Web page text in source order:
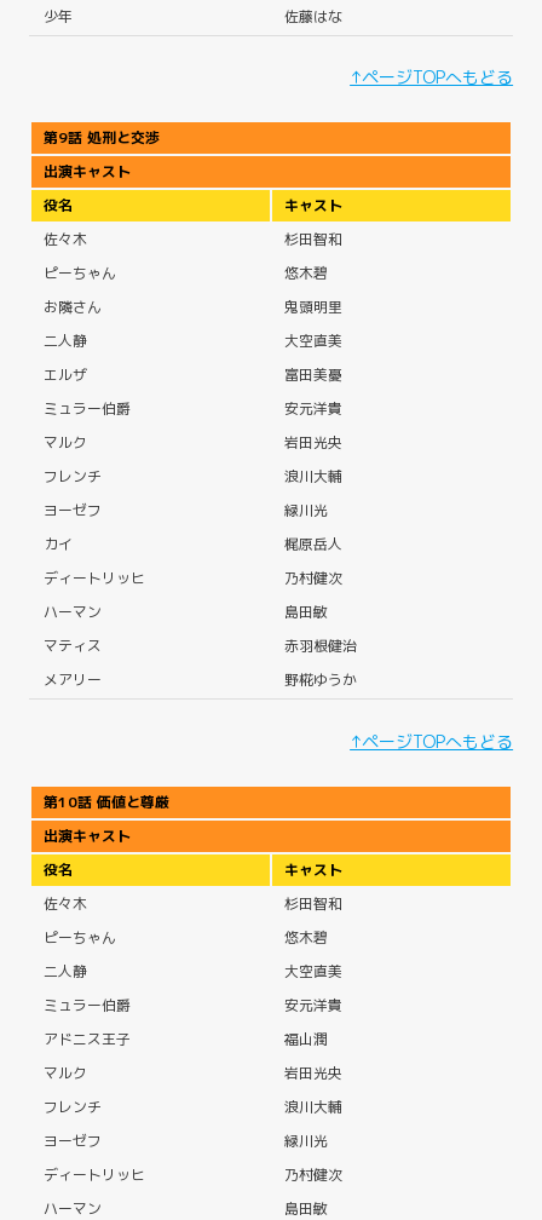
少年
佐藤はな
↑ページTOPへもどる
第9話 処刑と交渉
出演キャスト
役名
キャスト
佐々木
杉田智和
ピーちゃん
悠木碧
お隣さん
鬼頭明里
二人静
大空直美
エルザ
富田美憂
ミュラー伯爵
安元洋貴
マルク
岩田光央
フレンチ
浪川大輔
ヨーゼフ
緑川光
カイ
梶原岳人
ディートリッヒ
乃村健次
ハーマン
島田敏
マティス
赤羽根健治
メアリー
野椛ゆうか
↑ページTOPへもどる
第10話 価値と尊厳
出演キャスト
役名
キャスト
佐々木
杉田智和
ピーちゃん
悠木碧
二人静
大空直美
ミュラー伯爵
安元洋貴
アドニス王子
福山潤
マルク
岩田光央
フレンチ
浪川大輔
ヨーゼフ
緑川光
ディートリッヒ
乃村健次
ハーマン
島田敏